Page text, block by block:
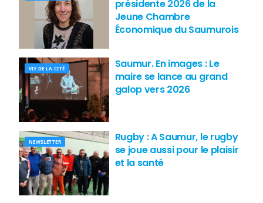
présidente 2026 de la
Jeune Chambre
Économique du Saumurois
VIE DE LA CITÉ
Saumur. En images : Le
maire se lance au grand
galop vers 2026
NEWSLETTER
Rugby : A Saumur, le rugby
se joue aussi pour le plaisir
et la santé